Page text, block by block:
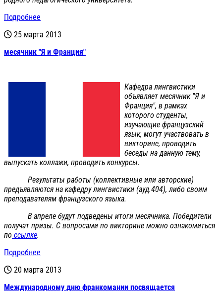
Подробнее
25 марта 2013
месячник "Я и Франция"
Кафедра лингвистики
объявляет месячник "Я и
Франция", в рамках
которого студенты,
изучающие французский
язык, могут участвовать в
викторине, проводить
беседы на данную тему,
выпускать коллажи, проводить конкурсы.
Результаты работы (коллективные или авторские)
предъявляются на кафедру лингвистики (ауд.404), либо своим
преподавателям французского языка.
В апреле будут подведены итоги месячника. Победители
получат призы. С вопросами по викторине можно ознакомиться
по ссылке.
Подробнее
20 марта 2013
Международному дню франкомании посвящается